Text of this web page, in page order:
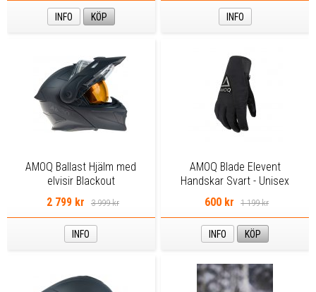
INFO KÖP INFO
AMOQ Ballast Hjälm med
elvisir Blackout
2 799 kr
3 999 kr
INFO
AMOQ Blade Elevent
Handskar Svart - Unisex
600 kr
1 199 kr
INFO KÖP